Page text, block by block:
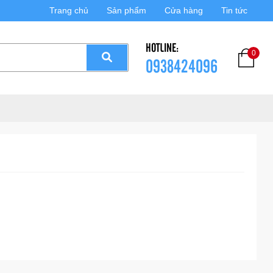
Trang chủ Sản phẩm Cửa hàng Tin tức
HOTLINE:
0938424096
0